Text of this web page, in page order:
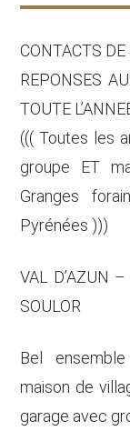
CONTACTS DE
REPONSES
TOUTE
((( Toutes les
groupe ET
Granges
Pyrénées )))
VAL D’AZUN
SOULOR
Bel
maison de
garage avec